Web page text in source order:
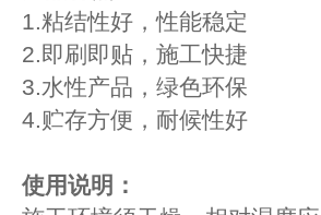
1.粘结性好，性能稳定
2.即刷即贴，施工快捷
3.水性产品，绿色环保
4.贮存方便，耐候性好
使用说明：